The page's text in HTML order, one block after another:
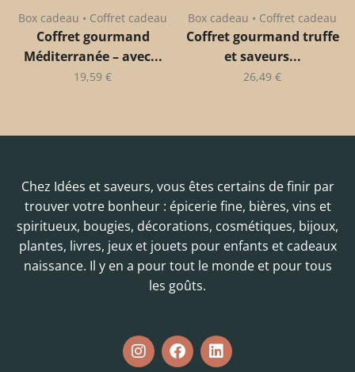
Box cadeau • Coffret cadeau
Coffret gourmand
Méditerranée – avec...
19,59 €
Box cadeau • Coffret cadeau
Coffret gourmand truffe
et saveurs...
26,49 €
Chez Idées et saveurs, vous êtes certains de finir par
trouver votre bonheur : épicerie fine, bières, vins et
spiritueux, bougies, décorations, cosmétiques, bijoux,
plantes, livres, jeux et jouets pour enfants et cadeaux
naissance. Il y en a pour tout le monde et pour tous
les goûts.